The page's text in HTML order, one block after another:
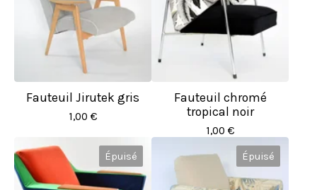
Fauteuil Jirutek gris
1,00 €
Fauteuil chromé
tropical noir
1,00 €
Épuisé
Épuisé